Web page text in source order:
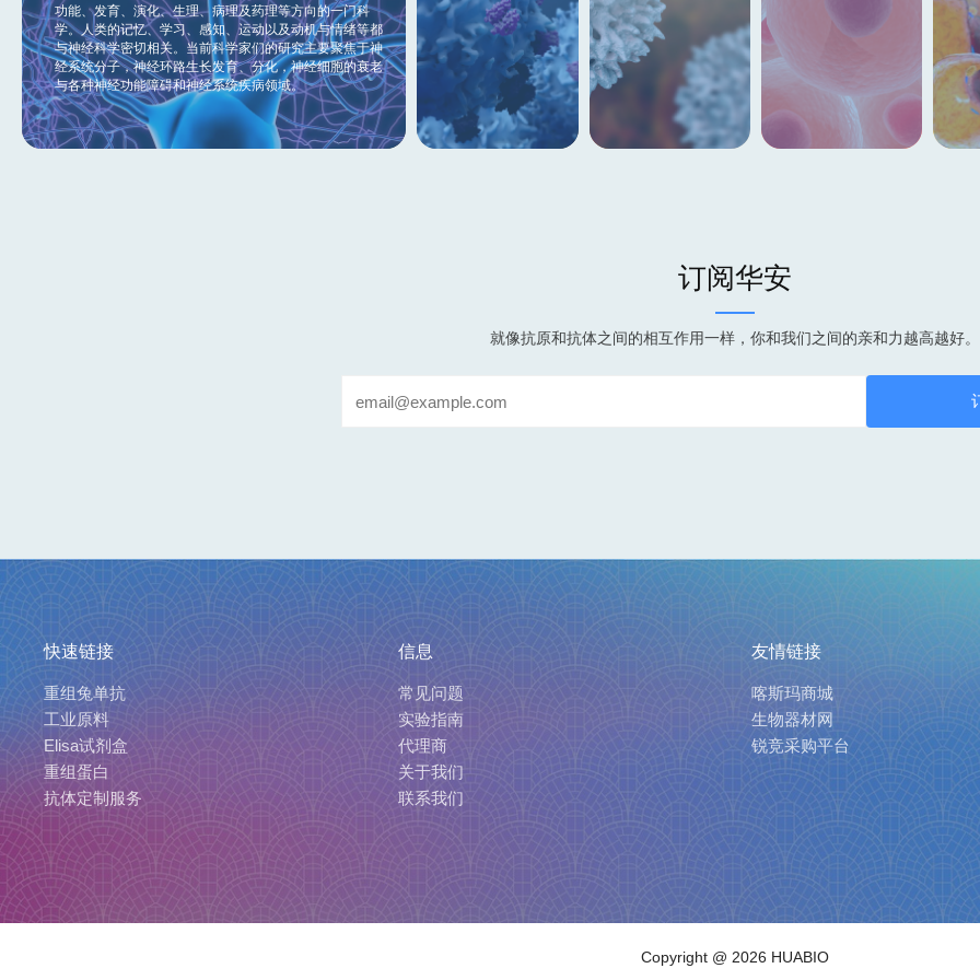
功能、发育、演化、生理、病理及药理等方向的一门科
学。人类的记忆、学习、感知、运动以及动机与情绪等都
与神经科学密切相关。当前科学家们的研究主要聚焦于神
经系统分子，神经环路生长发育、分化，神经细胞的衰老
与各种神经功能障碍和神经系统疾病领域。
订阅华安
就像抗原和抗体之间的相互作用一样，你和我们之间的亲和力越高越好。
快速链接
重组兔单抗
工业原料
Elisa试剂盒
重组蛋白
抗体定制服务
信息
常见问题
实验指南
代理商
关于我们
联系我们
友情链接
喀斯玛商城
生物器材网
锐竞采购平台
Copyright @ 2026 HUABIO